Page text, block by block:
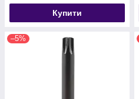
Купити
–5%